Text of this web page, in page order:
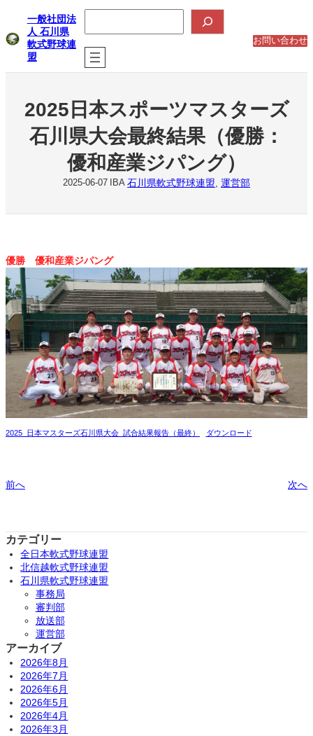
を
一般社団法
人 石川県
軟式野球連
盟
検
お問い合わせ
2025日本スポーツマスターズ
石川県大会最終結果（優勝：
優和産業ジパング）
2025-06-07 IBA 石川県軟式野球連盟 , 運営部
優勝 優和産業ジパング
2025_日本マスターズ石川県大会_試合結果報告（最終） ダウンロード
前へ 次へ
カテゴリー
全日本軟式野球連盟
北信越軟式野球連盟
石川県軟式野球連盟
事務局
審判部
放送部
運営部
アーカイブ
2026年8月
2026年7月
2026年6月
2026年5月
2026年4月
2026年3月